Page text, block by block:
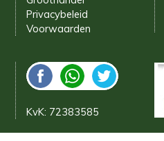
Privacybeleid
Voorwaarden
KvK: 72383585